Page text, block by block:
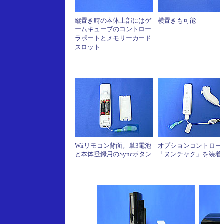
縦置き時の本体上部にはゲ
ームキューブのコントロー
ラポートとメモリーカード
スロット
横置きも可能
Wiiリモコン背面。単3電池
と本体登録用のSyncボタン
オプションコントロ
「ヌンチャク」を装